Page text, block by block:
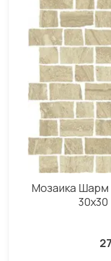
Мозаика Шарм